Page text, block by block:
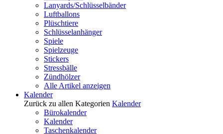
Lanyards/Schlüsselbänder
Luftballons
Plüschtiere
Schlüsselanhänger
Spiele
Spielzeuge
Stickers
Stressbälle
Zündhölzer
Alle Artikel anzeigen
Kalender
Zurück zu allen Kategorien Kalender
Bürokalender
Kalender
Taschenkalender